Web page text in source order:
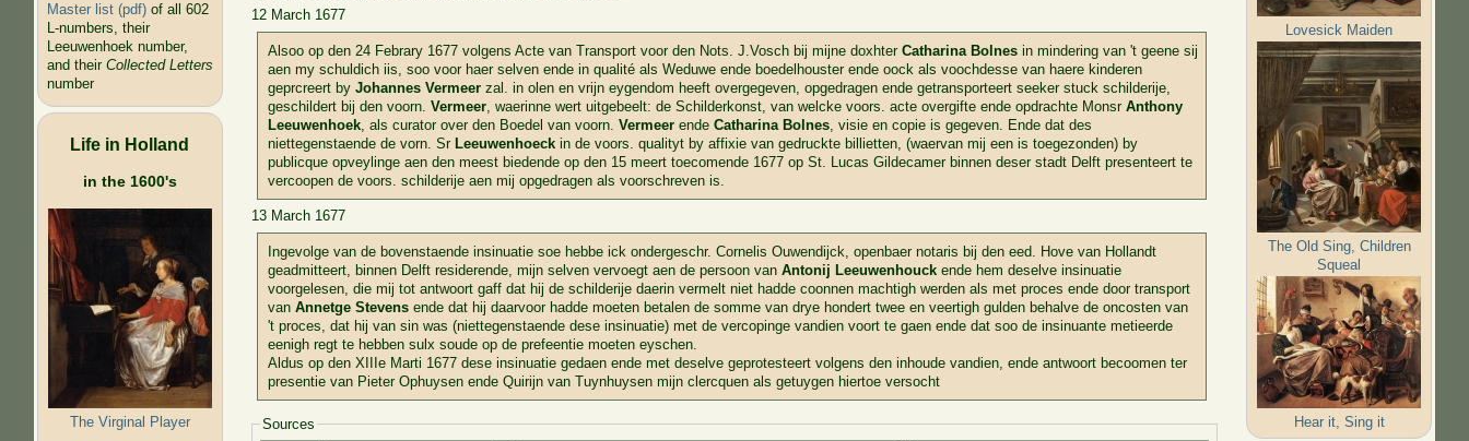
Master list (pdf)of all 602
L-numbers, their
Leeuwenhoek number,
and their Collected Letters
number
Life in Holland
in the 1600's
The Virginal Player
12 March 1677
Alsoo op den 24 Febrary 1677 volgens Acte van Transport voor den Nots. J.Vosch bij mijne doxhterCatharina Bolnes in mindering van 't geene sij
aen my schuldich iis, soo voor haer selven ende in qualité als Weduwe ende boedelhouster ende oock als voochdesse van haere kinderen
geprcreert byJohannes Vermeer zal. in olen en vrijn eygendom heeft overgegeven, opgedragen ende getransporteert seeker stuck schilderije,
geschildert bij den voorn.Vermeer , waerinne wert uitgebeelt: de Schilderkonst, van welcke voors. acte overgifte ende opdrachte MonsrAnthony
Leeuwenhoek , als curator over den Boedel van voorn.Vermeer endeCatharina Bolnes , visie en copie is gegeven. Ende dat des
niettegenstaende de vorn. Sr Leeuwenhoeck in de voors. qualityt by affixie van gedruckte billietten, (waervan mij een is toegezonden) by
publicque opveylinge aen den meest biedende op den 15 meert toecomende 1677 op St. Lucas Gildecamer binnen deser stadt Delft presenteert te
vercoopen de voors. schilderije aen mij opgedragen als voorschreven is.
13 March 1677
Ingevolge van de bovenstaende insinuatie soe hebbe ick ondergeschr. Cornelis Ouwendijck, openbaer notaris bij den eed. Hove van Hollandt
geadmitteert, binnen Delft residerende, mijn selven vervoegt aen de persoon vanAntonij Leeuwenhouck ende hem deselve insinuatie
voorgelesen, die mij tot antwoort gaff dat hij de schilderije daerin vermelt niet hadde coonnen machtigh werden als met proces ende door transport
vanAnnetge Stevens ende dat hij daarvoor hadde moeten betalen de somme van drye hondert twee en veertigh gulden behalve de oncosten van
't proces, dat hij van sin was (niettegenstaende dese insinuatie) met de vercopinge vandien voort te gaen ende dat soo de insinuante metieerde
eenigh regt te hebben sulx soude op de prefeentie moeten eyschen.
Aldus op den XIIIe Marti 1677 dese insinuatie gedaen ende met deselve geprotesteert volgens den inhoude vandien, ende antwoort becoomen ter
presentie van Pieter Ophuysen ende Quirijn van Tuynhuysen mijn clercquen als getuygen hiertoe versocht
Sources
Lovesick Maiden
The Old Sing, Children
Squeal
Hear it, Sing it